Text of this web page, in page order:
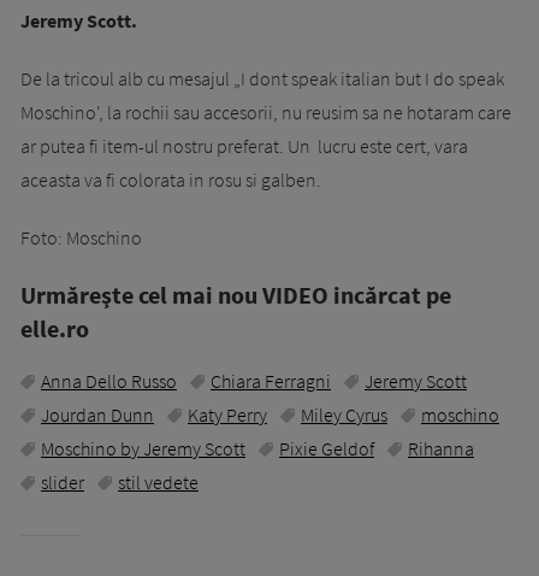
Jeremy Scott.
De la tricoul alb cu mesajul „I dont speak italian but I do speak
Moschino', la rochii sau accesorii, nu reusim sa ne hotaram care
ar putea fi item-ul nostru preferat. Un lucru este cert, vara
aceasta va fi colorata in rosu si galben.
Foto: Moschino
Urmăreşte cel mai nou VIDEO incărcat pe
elle.ro
Anna Dello Russo Chiara Ferragni
Jeremy Scott
Jourdan Dunn
Katy Perry Miley Cyrus
moschino
Moschino by Jeremy Scott
Pixie Geldof
Rihanna
slider
stil vedete